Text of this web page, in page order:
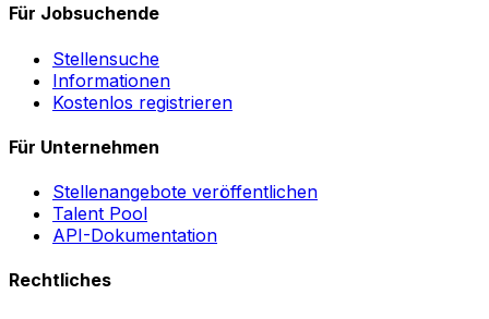
Für Jobsuchende
Stellensuche
Informationen
Kostenlos registrieren
Für Unternehmen
Stellenangebote veröffentlichen
Talent Pool
API-Dokumentation
Rechtliches